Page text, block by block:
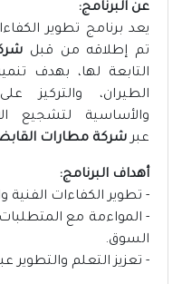
عن البرنامج:
يعد برنامج تطوير
تم إطلاقه من قبل
التابعة لها، بهدف
الطيران، والتركيز
والأساسية لتشجيع
عبرشركة مطارات
أهداف البرنامج:
- تطوير الكفاءات الفنية
- المواءمة مع
السوق.
- تعزيز التعلم والتطوير